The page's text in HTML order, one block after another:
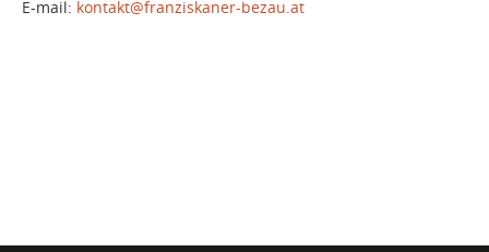
E-mail: kontakt@franziskaner-bezau.at